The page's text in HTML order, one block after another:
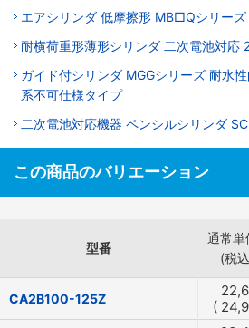
エアシリンダ 低摩擦形 MB□Qシリーズ
耐横荷重形薄形シリンダ 二次電池対
ガイド付シリンダ MGGシリーズ 耐水
系不可仕様タイプ
二次電池対応機器 ペンシルシリンダ
この商品のバリエーション
型番
通常単
(税
CA2B100-125Z
(